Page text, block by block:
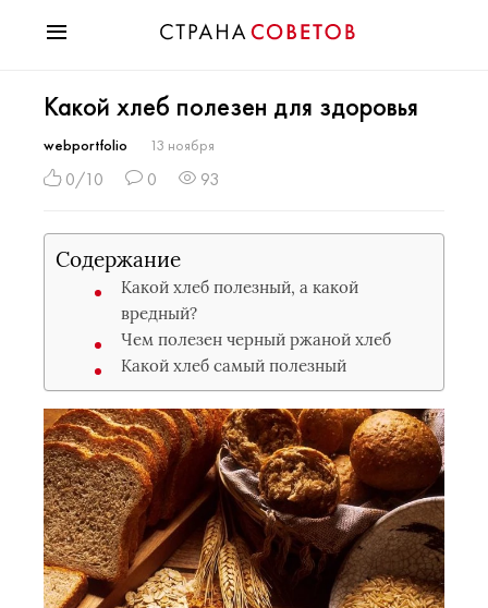
Мода
Звезды
Гороскопы
Психология
Хобби
Какой хлеб полезен для здоровья
webportfolio 13 ноября
0/10 0 93
Содержание
Какой хлеб полезный, а какой
вредный?
Чем полезен черный ржаной хлеб
Какой хлеб самый полезный